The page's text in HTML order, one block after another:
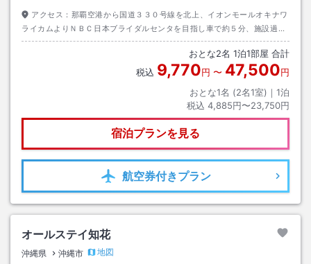
アクセス： 那覇空港から国道３３０号線を北上、イオンモールオキナワ
ライカムよりＮＢＣ日本ブライダルセンタを目指し車で約５分、施設過ぎ
て最初の十字路を右折し道なり約１００ｍとなります。
おとな2名 1泊1部屋 合計
税込 9,770円 〜 47,500円
おとな1名 (2名1室)｜ 1泊
税込 4,885円〜23,750円
宿泊プランを見る
航空券付きプラン
オールステイ知花
沖縄県 沖縄市
地図